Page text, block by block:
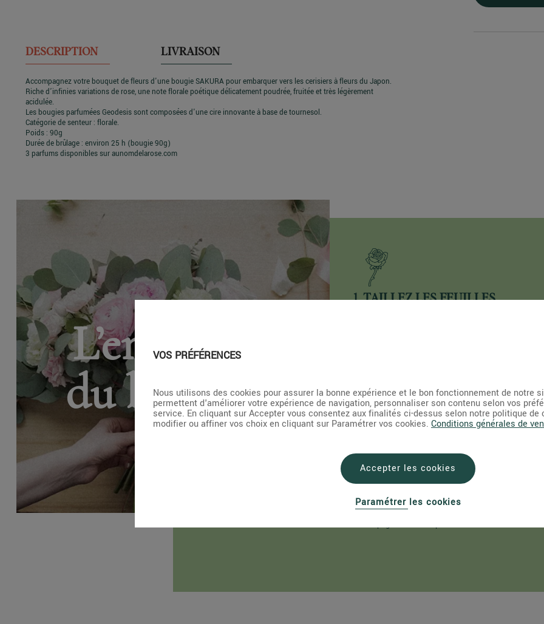
DESCRIPTION LIVRAISON
Accompagnez votre bouquet de fleurs d'une bougie SAKURA pour embarquer vers les cerisiers à fleurs du Japon.
Riche d’infinies variations de rose, une note florale poétique délicatement poudrée, fruitée et très légèrement
acidulée.
Les bougies parfumées Geodesis sont composées d'une cire innovante à base de tournesol.
Catégorie de senteur : florale.
Poids : 90g
Durée de brûlage : environ 25 h (bougie 90g)
3 parfums disponibles sur aunomdelarose.com
L’entretien
du bouquet
1. TAILLEZ LES FEUILLES
Coupez les feuilles de votre bouquet qui
Afin d'obtenir des fleurs en pleine forme le
longtemps possible, plongez vos bouquet dans une
propre et à température ambiante. N'oubliez pas
verser le sachet de nourriture pour fleurs coupées
VOS PRÉFÉRENCES
Nous utilisons des cookies pour assurer la bonne expérience et le bon fonctionnement de notre
permettent d'améliorer votre expérience de navigation, personnaliser son contenu selon vos
service. En cliquant sur Accepter vous consentez aux finalités ci-dessus selon notre politique de
modifier ou affiner vos choix en cliquant sur Paramétrer vos cookies. Conditions générales de
Accepter les cookies
Paramétrer les cookies